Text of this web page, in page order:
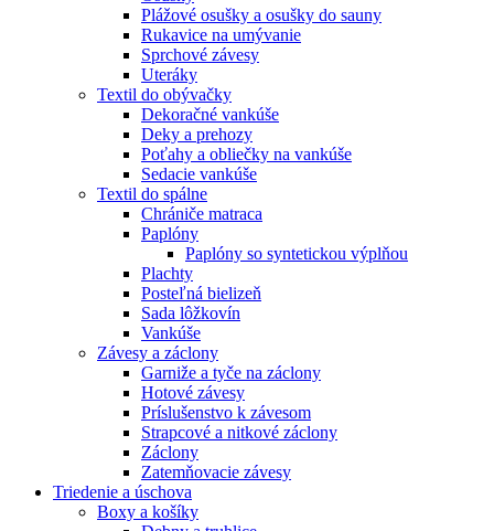
Plážové osušky a osušky do sauny
Rukavice na umývanie
Sprchové závesy
Uteráky
Textil do obývačky
Dekoračné vankúše
Deky a prehozy
Poťahy a obliečky na vankúše
Sedacie vankúše
Textil do spálne
Chrániče matraca
Paplóny
Paplóny so syntetickou výplňou
Plachty
Posteľná bielizeň
Sada lôžkovín
Vankúše
Závesy a záclony
Garniže a tyče na záclony
Hotové závesy
Príslušenstvo k závesom
Strapcové a nitkové záclony
Záclony
Zatemňovacie závesy
Triedenie a úschova
Boxy a košíky